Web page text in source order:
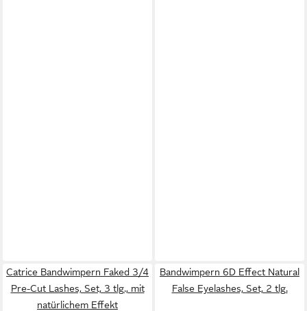
Catrice Bandwimpern Faked 3/4
Pre-Cut Lashes, Set, 3 tlg., mit
natürlichem Effekt
Bandwimpern 6D Effect Natural
False Eyelashes, Set, 2 tlg.